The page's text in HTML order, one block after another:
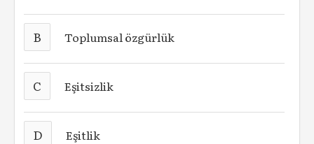
B Toplumsal özgürlük
C Eşitsizlik
D Eşitlik